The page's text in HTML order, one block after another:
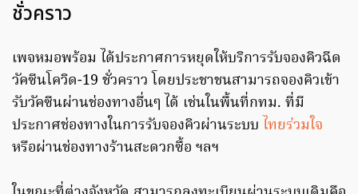
ชั่วคราว
เพจหมอพร้อม ได้ประกาศการหยุดให้บริการรับจองคิวฉีด
วัคซีนโควิด-19 ชั่วคราว โดยประชาชนสามารถจองคิวเข้า
รับวัคซีนผ่านช่องทางอื่นๆ ได้ เช่นในพื้นที่กทม. ที่มี
ประกาศช่องทางในการรับจองคิวผ่านระบบ ไทยร่วมใจ
หรือผ่านช่องทางร้านสะดวกซื้อ ฯลฯ